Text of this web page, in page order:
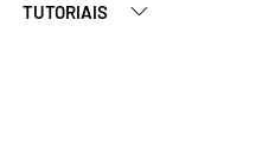
TUTORIAIS